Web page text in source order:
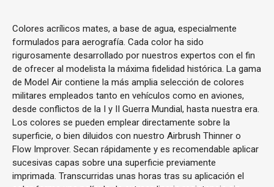
Colores acrílicos mates, a base de agua, especialmente
formulados para aerografía. Cada color ha sido
rigurosamente desarrollado por nuestros expertos con el fin
de ofrecer al modelista la máxima fidelidad histórica. La gama
de Model Air contiene la más amplia selección de colores
militares empleados tanto en vehículos como en aviones,
desde conflictos de la I y II Guerra Mundial, hasta nuestra era.
Los colores se pueden emplear directamente sobre la
superficie, o bien diluidos con nuestro Airbrush Thinner o
Flow Improver. Secan rápidamente y es recomendable aplicar
sucesivas capas sobre una superficie previamente
imprimada. Transcurridas unas horas tras su aplicación el